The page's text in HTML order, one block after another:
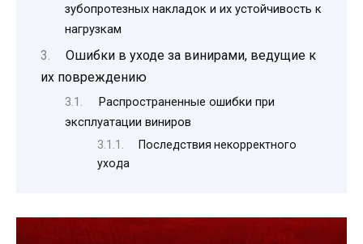
зубопротезных накладок и их устойчивость к
нагрузкам
Ошибки в уходе за винирами, ведущие к
их повреждению
Распространенные ошибки при
эксплуатации виниров
Последствия некорректного
ухода